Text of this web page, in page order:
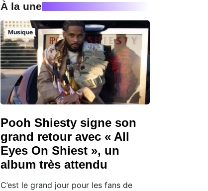
À la une
Musique
Pooh Shiesty signe son
grand retour avec « All
Eyes On Shiest », un
album très attendu
C’est le grand jour pour les fans de